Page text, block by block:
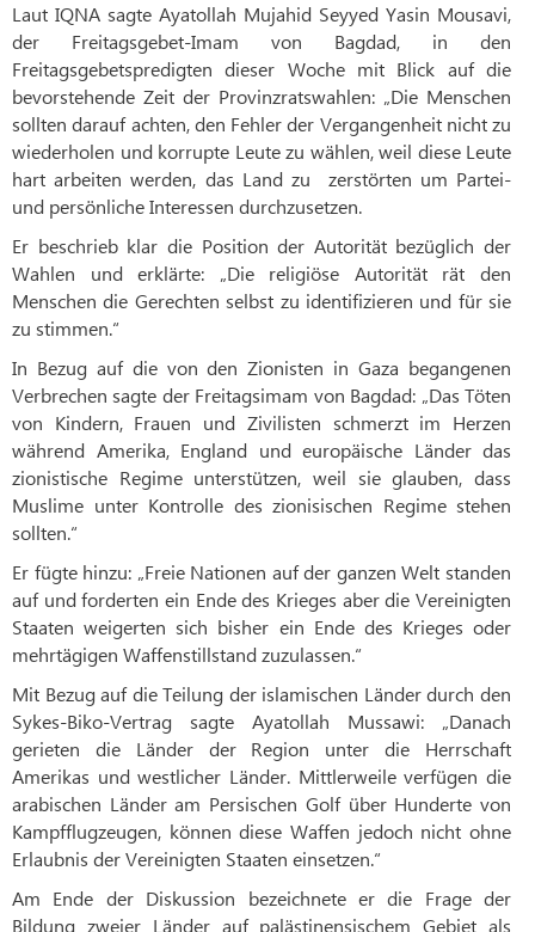
Laut IQNA sagte Ayatollah Mujahid Seyyed Yasin Mousavi,
der Freitagsgebet-Imam von Bagdad, in den
Freitagsgebetspredigten dieser Woche mit Blick auf die
bevorstehende Zeit der Provinzratswahlen: „Die Menschen
sollten darauf achten, den Fehler der Vergangenheit nicht zu
wiederholen und korrupte Leute zu wählen, weil diese Leute
hart arbeiten werden, das Land zu zerstörten um Partei-
und persönliche Interessen durchzusetzen.
Er beschrieb klar die Position der Autorität bezüglich der
Wahlen und erklärte: „Die religiöse Autorität rät den
Menschen die Gerechten selbst zu identifizieren und für sie
zu stimmen.“
In Bezug auf die von den Zionisten in Gaza begangenen
Verbrechen sagte der Freitagsimam von Bagdad: „Das Töten
von Kindern, Frauen und Zivilisten schmerzt im Herzen
während Amerika, England und europäische Länder das
zionistische Regime unterstützen, weil sie glauben, dass
Muslime unter Kontrolle des zionisischen Regime stehen
sollten.“
Er fügte hinzu: „Freie Nationen auf der ganzen Welt standen
auf und forderten ein Ende des Krieges aber die Vereinigten
Staaten weigerten sich bisher ein Ende des Krieges oder
mehrtägigen Waffenstillstand zuzulassen.“
Mit Bezug auf die Teilung der islamischen Länder durch den
Sykes-Biko-Vertrag sagte Ayatollah Mussawi: „Danach
gerieten die Länder der Region unter die Herrschaft
Amerikas und westlicher Länder. Mittlerweile verfügen die
arabischen Länder am Persischen Golf über Hunderte von
Kampfflugzeugen, können diese Waffen jedoch nicht ohne
Erlaubnis der Vereinigten Staaten einsetzen.“
Am Ende der Diskussion bezeichnete er die Frage der
Bildung zweier Länder auf palästinensischem Gebiet als